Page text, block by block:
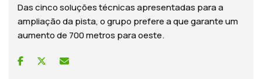
Das cinco soluções técnicas apresentadas para a
ampliação da pista, o grupo prefere a que garante um
aumento de 700 metros para oeste.